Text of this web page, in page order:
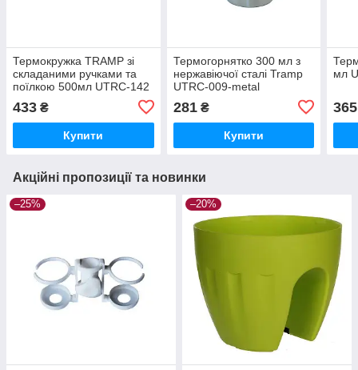
Термокружка TRAMP зі
складаними ручками та
поїлкою 500мл UTRC-142
433 ₴
Купити
Термогорнятко 300 мл з
нержавіючої сталі Tramp
UTRC-009-metal
281₴
Купити
мл
365
Акційні пропозиції та новинки
–25% –20%